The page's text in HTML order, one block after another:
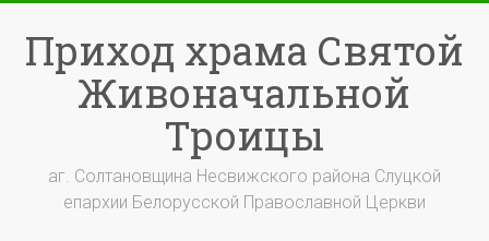
содержимому
Приход храма Святой
Живоначальной
Троицы
аг. Солтановщина Несвижского района Слуцкой
епархии Белорусской Православной Церкви